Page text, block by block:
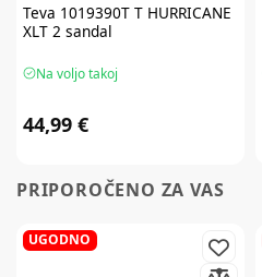
Teva 1019390T T HURRICANE
XLT 2 sandal
Na voljo takoj
44,99 €
PRIPOROČENO ZA VAS
UGODNO